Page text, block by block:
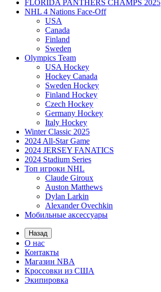
FLORIDA PANTHERS CHAMPS 2025
NHL 4 Nations Face-Off
USA
Canada
Finland
Sweden
Olympics Team
USA Hockey
Hockey Canada
Sweden Hockey
Finland Hockey
Czech Hockey
Germany Hockey
Italy Hockey
Winter Classic 2025
2024 All-Star Game
2024 JERSEY FANATICS
2024 Stadium Series
Топ игроки NHL
Claude Giroux
Auston Matthews
Dylan Larkin
Alexander Ovechkin
Мобильные аксессуары
Назад
О нас
Контакты
Магазин NBA
Кроссовки из США
Экипировка